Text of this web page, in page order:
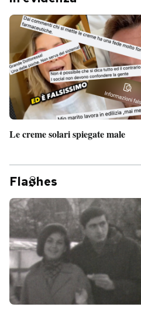
Le creme solari spiegate male
Fla hes